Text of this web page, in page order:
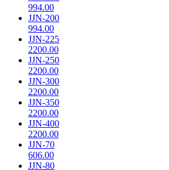
994.00
JJN-200
994.00
JJN-225
2200.00
JJN-250
2200.00
JJN-300
2200.00
JJN-350
2200.00
JJN-400
2200.00
JJN-70
606.00
JJN-80